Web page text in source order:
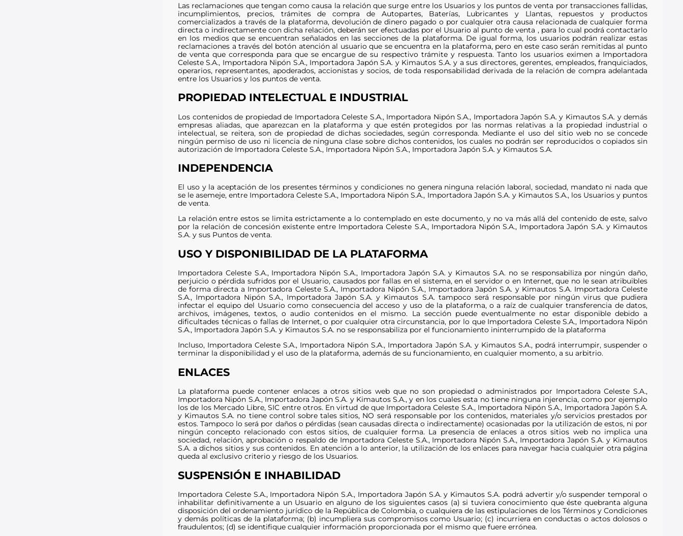
Las reclamaciones que tengan como causa la relación que surge entre los Usuarios y los puntos de venta por transacciones fallidas,
incumplimientos, precios, trámites de compra de Autopartes, Baterías, Lubricantes y Llantas, repuestos y productos
comercializados a través de la plataforma, devolución de dinero pagado o por cualquier otra causa relacionada de cualquier forma
directa o indirectamente con dicha relación, deberán ser efectuadas por el Usuario al punto de venta , para lo cual podrá contactarlo
en los medios que se encuentran señalados en las secciones de la plataforma. De igual forma, los usuarios podrán realizar estas
reclamaciones a través del botón atención al usuario que se encuentra en la plataforma, pero en este caso serán remitidas al punto
de venta que corresponda para que se encargue de su respectivo trámite y respuesta. Tanto los usuarios eximen a Importadora
Celeste S.A., Importadora Nipón S.A., Importadora Japón S.A. y Kimautos S.A. y a sus directores, gerentes, empleados, franquiciados,
operarios, representantes, apoderados, accionistas y socios, de toda responsabilidad derivada de la relación de compra adelantada
entre los Usuarios y los puntos de venta.
PROPIEDAD INTELECTUAL E INDUSTRIAL
Los contenidos de propiedad de Importadora Celeste S.A., Importadora Nipón S.A., Importadora Japón S.A. y Kimautos S.A. y demás
empresas aliadas, que aparezcan en la plataforma y que estén protegidos por las normas relativas a la propiedad industrial o
intelectual, se reitera, son de propiedad de dichas sociedades, según corresponda. Mediante el uso del sitio web no se concede
ningún permiso de uso ni licencia de ninguna clase sobre dichos contenidos, los cuales no podrán ser reproducidos o copiados sin
autorización de Importadora Celeste S.A., Importadora Nipón S.A., Importadora Japón S.A. y Kimautos S.A.
INDEPENDENCIA
El uso y la aceptación de los presentes términos y condiciones no genera ninguna relación laboral, sociedad, mandato ni nada que
se le asemeje, entre Importadora Celeste S.A., Importadora Nipón S.A., Importadora Japón S.A. y Kimautos S.A., los Usuarios y puntos
de venta.
La relación entre estos se limita estrictamente a lo contemplado en este documento, y no va más allá del contenido de este, salvo
por la relación de concesión existente entre Importadora Celeste S.A., Importadora Nipón S.A., Importadora Japón S.A. y Kimautos
S.A. y sus Puntos de venta.
USO Y DISPONIBILIDAD DE LA PLATAFORMA
Importadora Celeste S.A., Importadora Nipón S.A., Importadora Japón S.A. y Kimautos S.A. no se responsabiliza por ningún daño,
perjuicio o pérdida sufridos por el Usuario, causados por fallas en el sistema, en el servidor o en Internet, que no le sean atribuibles
de forma directa a Importadora Celeste S.A., Importadora Nipón S.A., Importadora Japón S.A. y Kimautos S.A. Importadora Celeste
S.A., Importadora Nipón S.A., Importadora Japón S.A. y Kimautos S.A. tampoco será responsable por ningún virus que pudiera
infectar el equipo del Usuario como consecuencia del acceso y uso de la plataforma, o a raíz de cualquier transferencia de datos,
archivos, imágenes, textos, o audio contenidos en el mismo. La sección puede eventualmente no estar disponible debido a
dificultades técnicas o fallas de Internet, o por cualquier otra circunstancia, por lo que Importadora Celeste S.A., Importadora Nipón
S.A., Importadora Japón S.A. y Kimautos S.A. no se responsabiliza por el funcionamiento ininterrumpido de la plataforma
Incluso, Importadora Celeste S.A., Importadora Nipón S.A., Importadora Japón S.A. y Kimautos S.A., podrá interrumpir, suspender o
terminar la disponibilidad y el uso de la plataforma, además de su funcionamiento, en cualquier momento, a su arbitrio.
ENLACES
La plataforma puede contener enlaces a otros sitios web que no son propiedad o administrados por Importadora Celeste S.A.,
Importadora Nipón S.A., Importadora Japón S.A. y Kimautos S.A., y en los cuales esta no tiene ninguna injerencia, como por ejemplo
los de los Mercado Libre, SIC entre otros. En virtud de que Importadora Celeste S.A., Importadora Nipón S.A., Importadora Japón S.A.
y Kimautos S.A. no tiene control sobre tales sitios, NO será responsable por los contenidos, materiales y/o servicios prestados por
estos. Tampoco lo será por daños o pérdidas (sean causadas directa o indirectamente) ocasionadas por la utilización de estos, ni por
ningún concepto relacionado con estos sitios, de cualquier forma. La presencia de enlaces a otros sitios web no implica una
sociedad, relación, aprobación o respaldo de Importadora Celeste S.A., Importadora Nipón S.A., Importadora Japón S.A. y Kimautos
S.A. a dichos sitios y sus contenidos. En atención a lo anterior, la utilización de los enlaces para navegar hacia cualquier otra página
queda al exclusivo criterio y riesgo de los Usuarios.
SUSPENSIÓN E INHABILIDAD
Importadora Celeste S.A., Importadora Nipón S.A., Importadora Japón S.A. y Kimautos S.A. podrá advertir y/o suspender temporal o
inhabilitar definitivamente a un Usuario en alguno de los siguientes casos (a) si tuviera conocimiento que éste quebranta alguna
disposición del ordenamiento jurídico de la República de Colombia, o cualquiera de las estipulaciones de los Términos y Condiciones
y demás políticas de la plataforma; (b) incumpliera sus compromisos como Usuario; (c) incurriera en conductas o actos dolosos o
fraudulentos; (d) se identifique cualquier información proporcionada por el mismo que fuere errónea.